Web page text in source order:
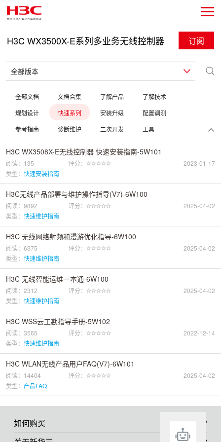
H3C WX3500X-E系列多业务无线控制器 订阅
全部文档 文档合集 了解产品
了解技术
规划设计
快速系列 安装升级
配置调测
参考指南
诊断维护 二次开发 工具
H3C WX3508X-E无线控制器 快速安装指南-5W101
阅读：135 评分：
2023-01-17
类型： 快速安装指南
H3C无线产品部署与维护操作指导(V7)-6W100
阅读：9892 评分：
2025-04-02
类型： 快速维护指南
H3C 无线网络射频和漫游优化指导-6W100
阅读：6375 评分：
2025-04-02
类型： 快速维护指南
H3C 无线智能运维一本通-6W100
阅读：2312 评分：
2025-04-02
类型： 快速维护指南
H3C WSS云工勘指导手册-5W102
阅读：3565 评分：
2022-12-14
类型： 快速维护指南
H3C WLAN无线产品用户FAQ(V7)-6W101
阅读：14404 评分：
2025-04-02
类型： 产品FAQ
如何购买